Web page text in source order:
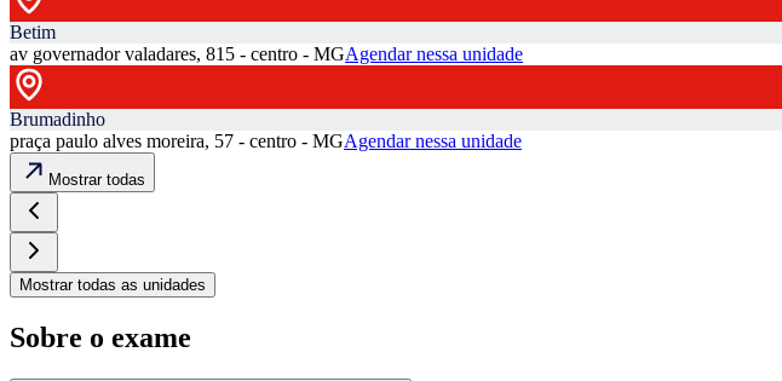
Betim
av governador valadares, 815 - centro - MGAgendar nessa unidade
Brumadinho
praça paulo alves moreira, 57 - centro - MGAgendar nessa unidade
Mostrar todas
Mostrar todas as unidades
Sobre o exame